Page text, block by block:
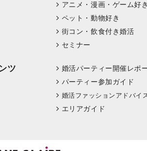
アニメ・漫画・ゲーム好き
ペット・動物好き
街コン・飲食付き婚活
セミナー
ツ 婚活パーティー開催レポ
パーティー参加ガイド
婚活ファッションアドバイ
エリアガイド